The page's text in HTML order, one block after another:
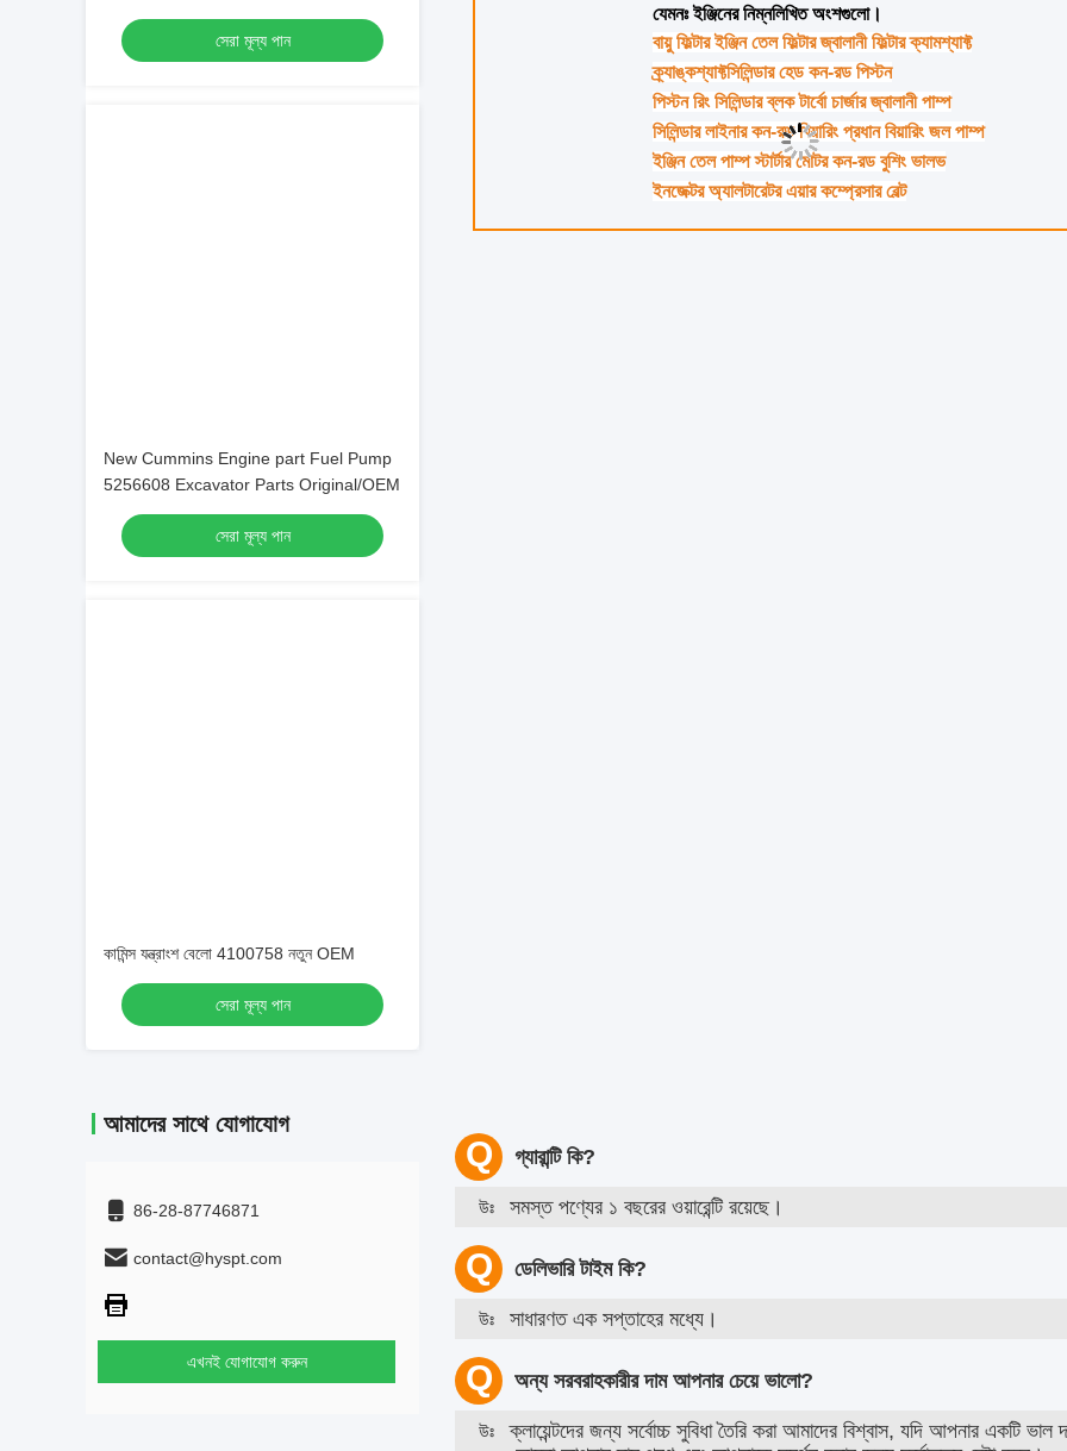
সেরা মূল্য পান
New Cummins Engine part Fuel Pump
5256608 Excavator Parts Original/OEM
সেরা মূল্য পান
কামিন্স যন্ত্রাংশ বেলো 4100758 নতুন OEM
সেরা মূল্য পান
আমাদের সাথে যোগাযোগ
86-28-87746871
contact@hyspt.com
এখনই যোগাযোগ করুন
খুচরা যন্ত্রাংশের চীনা নেতৃস্থানীয় এক-স্টপ সরবরাহকারী!Hongjun তার গ্রাহকদের জন্য
করতে সক্ষম হয়!
2. ট্রাক ক্র্যান্স
3. খনির ট্রাক
আমরা বাজারে বেশিরভাগ ব্র্যান্ডের ইঞ্জিনের জন্য খুচরা যন্ত্রাংশ সরবরাহ
বায়ু ফিল্টার ইঞ্জিন তেল ফিল্টার জ্বালানী ফিল্টার ক্যামশ্যাফ্ট